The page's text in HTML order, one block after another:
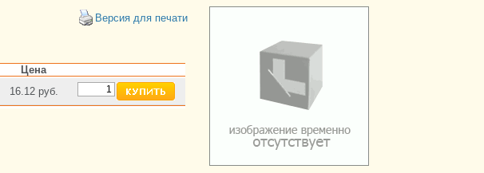
Версия для печати
Цена
16.12 руб.